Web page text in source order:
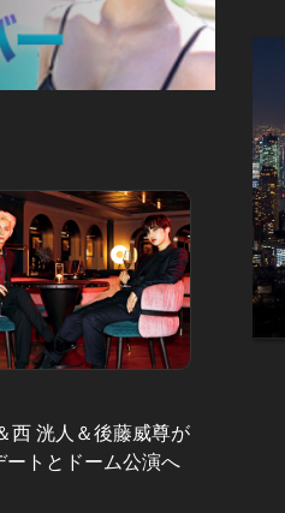
西 洸人＆後藤威尊が
トとドーム公演へ